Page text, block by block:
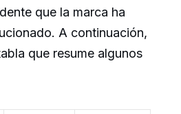
que la marca ha
A continuación,
que resume algunos